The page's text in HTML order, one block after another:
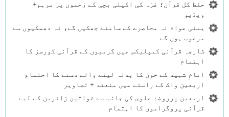
حفظ کل قرآن؛ غزہ کی اکیلی بچی کے زخموں پر مرہم+
ویڈیو
یمنی عوام نہ محاصرے کے سامنے جھکیں گے، نہ دھمکیوں سے
مرعوب ہوں گے
شارجہ قرآنی کمپلیکس میں گرمیوں کے قرآنی کورسز کا
اہتمام
امامِ شہید کے خون کا بدلہ لینے والے دستے کا اجتماع
اربعین واک کے راستے میں منعقد + تصاویر
اربعین پرروضۂ علوی کی جانب سے خواتین زائرین کے لیے
قرآنی پروگراموں کا اہتمام